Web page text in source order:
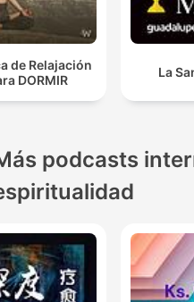
de Relajación
DORMIR
La
podcasts